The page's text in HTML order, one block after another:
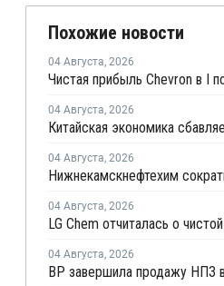
Похожие новости
04 Августа, 2026
04 Августа, 2026
Китайская экономика
04 Августа, 2026
04 Августа, 2026
04 Августа, 2026